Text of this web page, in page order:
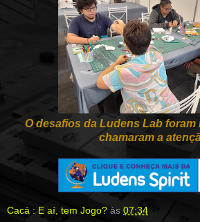
O desafios da Ludens Lab foram
chamaram a
Cacá : E aí, tem Jogo? às 07:34